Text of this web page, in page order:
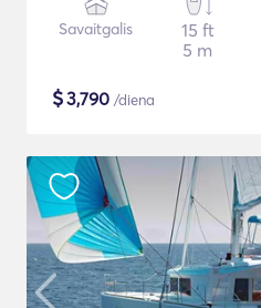
Savaitgalis
15 ft
5 m
$3,790 /diena